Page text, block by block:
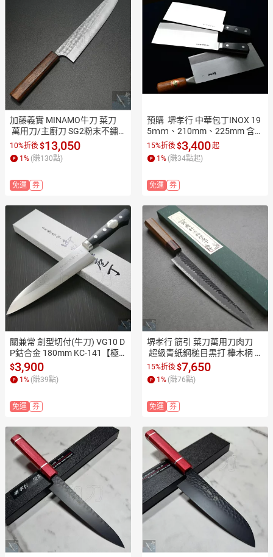
加藤義實 MINAMO牛刀 菜刀
萬用刀/主廚刀 SG2粉末不鏽
鋼  積層槌目紋 樫木燒漆柄240
mm KA1701【極上和刀】【日
本高品質菜刀】【APP滿額下
點)】8/31止
10%折後$13,050
1% (賺130點)
免運 券
預購  堺孝行 中華包丁INOX 19
5ｍｍ、210mm、225mm 含口
金 【極上和刀】【日本高品質
菜刀】【APP滿額下單10%點
數(單一帳號最高1500點)】8/3
15%折後$3,400起
1% (賺34點起)
免運 券
關兼常 劍型切付(牛刀) VG10 D
P鈷合金 180mm KC-141【極
上和刀】【日本高品質菜刀】
【APP滿額下單10%點數(單一
帳號最高1500點)】8/31止
$3,900
1 % (賺39點)
免運 券
堺孝行 筋引 菜刀萬用刀肉刀
超級青紙鋼槌目黒打 欅木柄 2
40ｍｍ 1197【極上和刀】【日
本高品質菜刀】【APP滿額下
單10%點數(單一帳號最高1500
15%折後$7,650
1 % (賺76點)
免運 券